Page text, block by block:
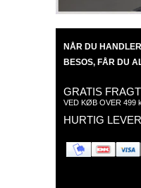
NÅR DU
BESOS, FÅR DU
GRATIS FRAGT
VED KØB OVER 499
HURTIG